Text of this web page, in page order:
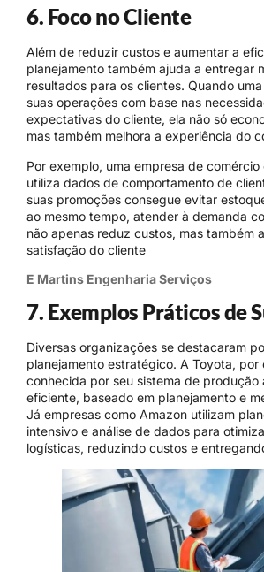
6. Foco no Cliente
Além de reduzir custos e aumentar a
planejamento também ajuda a entregar
resultados para os clientes. Quando
suas operações com base nas
expectativas do cliente, ela não só
mas também melhora a experiência do
Por exemplo, uma empresa de
utiliza dados de comportamento de
suas promoções consegue evitar
ao mesmo tempo, atender à demanda
não apenas reduz custos, mas também
satisfação do cliente
E Martins Engenharia Serviços
7. Exemplos Práticos de
Diversas organizações se destacaram
planejamento estratégico. A Toyota, por
conhecida por seu sistema de produção
eficiente, baseado em planejamento e
Já empresas como Amazon utilizam
intensivo e análise de dados para
logísticas, reduzindo custos e